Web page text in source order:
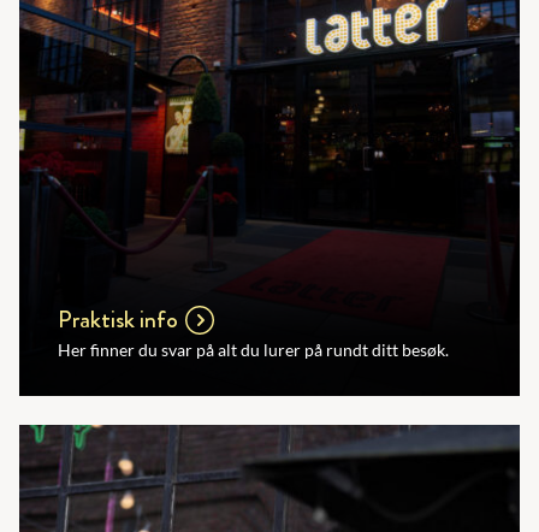
Praktisk info
Her finner du svar på alt du lurer på rundt ditt besøk.